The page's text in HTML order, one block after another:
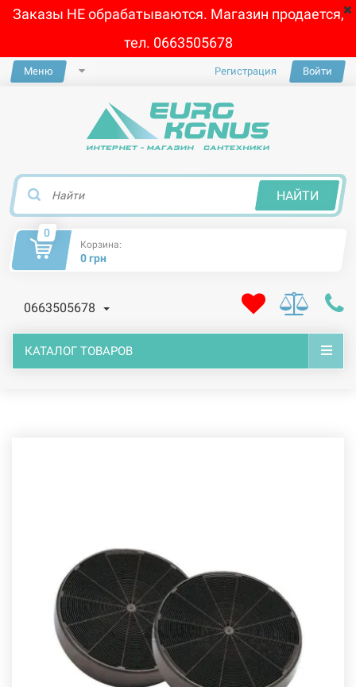
Заказы НЕ обрабатываются. Магазин продается,
тел. 0663505678
Меню Регистрация Войти
НАЙТИ
0
Корзина:
0 грн
0663505678
КАТАЛОГ ТОВАРОВ